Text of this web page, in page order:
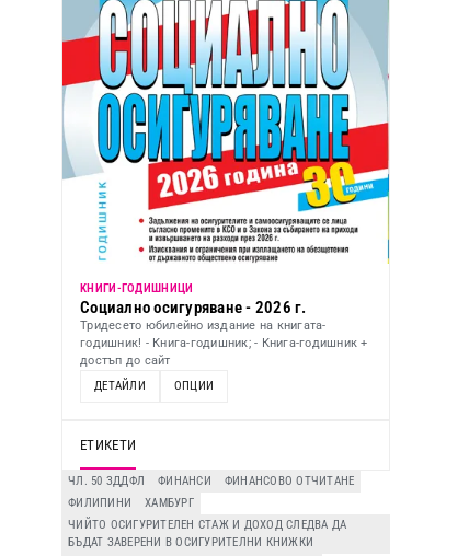
KНИГИ-ГОДИШНИЦИ
Социално осигуряване - 2026 г.
Тридесето юбилейно издание на книгата-
годишник! - Книга-годишник; - Книга-годишник +
достъп до сайт
ДЕТАЙЛИ
ОПЦИИ
ЕТИКЕТИ
ЧЛ. 50 ЗДДФЛ ФИНАНСИ
ФИНАНСОВО ОТЧИТАНЕ
ФИЛИПИНИ
ХАМБУРГ
ЧИЙТО ОСИГУРИТЕЛЕН СТАЖ И ДОХОД СЛЕДВА ДА
БЪДАТ ЗАВЕРЕНИ В ОСИГУРИТЕЛНИ КНИЖКИ